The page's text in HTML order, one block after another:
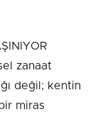
zanaat
değil; kentin
miras